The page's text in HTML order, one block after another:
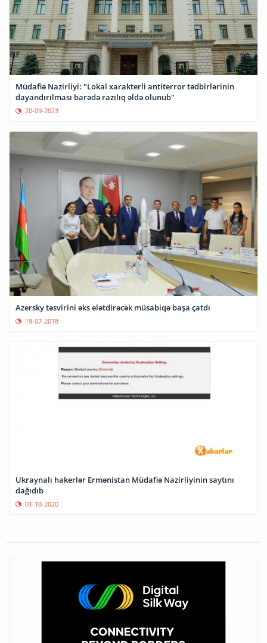
Müdafiə Nazirliyi: "Lokal xarakterli antiterror tədbirlərinin
dayandırılması barədə razılıq əldə olunub"
20-09-2023
Azersky təsvirini əks elətdirəcək müsabiqə başa çatdı
19-07-2018
Ukraynalı hakerlər Ermənistan Müdafiə Nazirliyinin saytını
dağıdıb
01-10-2020